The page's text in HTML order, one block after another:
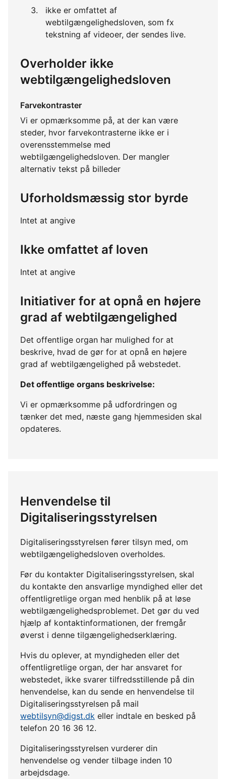
ikke er omfattet af
webtilgængelighedsloven, som fx
tekstning af videoer, der sendes live.
Overholder ikke
webtilgængelighedsloven
Farvekontraster
Vi er opmærksomme på, at der kan være
steder, hvor farvekontrasterne ikke er i
overensstemmelse med
webtilgængelighedsloven. Der mangler
alternativ tekst på billeder
Uforholdsmæssig stor byrde
Intet at angive
Ikke omfattet af loven
Intet at angive
Initiativer for at opnå en højere
grad af webtilgængelighed
Det offentlige organ har mulighed for at
beskrive, hvad de gør for at opnå en højere
grad af webtilgængelighed på webstedet.
Det offentlige organs beskrivelse:
Vi er opmærksomme på udfordringen og
tænker det med, næste gang hjemmesiden skal
opdateres.
Henvendelse til
Digitaliseringsstyrelsen
Digitaliseringsstyrelsen fører tilsyn med, om
webtilgængelighedsloven overholdes.
Før du kontakter Digitaliseringsstyrelsen, skal
du kontakte den ansvarlige myndighed eller det
offentligretlige organ med henblik på at løse
webtilgængelighedsproblemet. Det gør du ved
hjælp af kontaktinformationen, der fremgår
øverst i denne tilgængelighedserklæring.
Hvis du oplever, at myndigheden eller det
offentligretlige organ, der har ansvaret for
webstedet, ikke svarer tilfredsstillende på din
henvendelse, kan du sende en henvendelse til
Digitaliseringsstyrelsen på mail
webtilsyn@digst.dk eller indtale en besked på
telefon 20 16 36 12.
Digitaliseringsstyrelsen vurderer din
henvendelse og vender tilbage inden 10
arbejdsdage.